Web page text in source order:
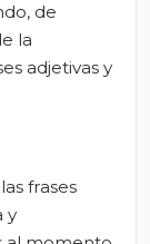
de
la
adjetivas y
frases
y